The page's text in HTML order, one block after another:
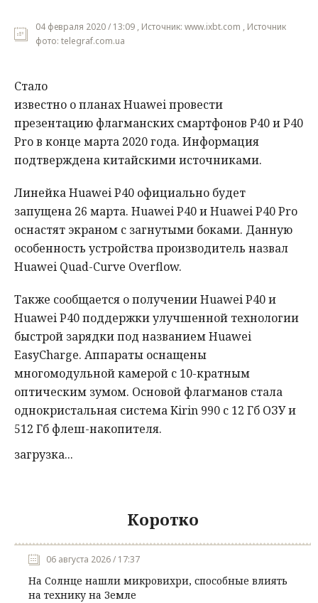
04 февраля 2020 / 13:09 , Источник: www.ixbt.com , Источник
фото: telegraf.com.ua
Стало
известно о планах Huawei провести
презентацию флагманских смартфонов Р40 и P40
Pro в конце марта 2020 года. Информация
подтверждена китайскими источниками.
Линейка Huawei P40 официально будет
запущена 26 марта. Huawei P40 и Huawei P40 Pro
оснастят экраном с загнутыми боками. Данную
особенность устройства производитель назвал
Huawei Quad-Curve Overflow.
Также сообщается о получении Huawei P40 и
Huawei P40 поддержки улучшенной технологии
быстрой зарядки под названием Huawei
EasyCharge. Аппараты оснащены
многомодульной камерой с 10-кратным
оптическим зумом. Основой флагманов стала
однокристальная система Kirin 990 с 12 Гб ОЗУ и
512 Гб флеш-накопителя.
загрузка...
Коротко
06 августа 2026 / 17:37
На Солнце нашли микровихри, способные влиять
на технику на Земле